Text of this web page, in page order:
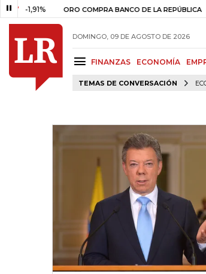
ORO COMPRA BANCO DE LA REPÚBLICA $
DOMINGO, 09 DE AGOSTO DE 2026
FINANZAS ECONOMÍA
TEMAS DE CONVERSACIÓN